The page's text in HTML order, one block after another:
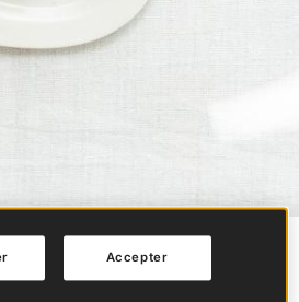
Accepter